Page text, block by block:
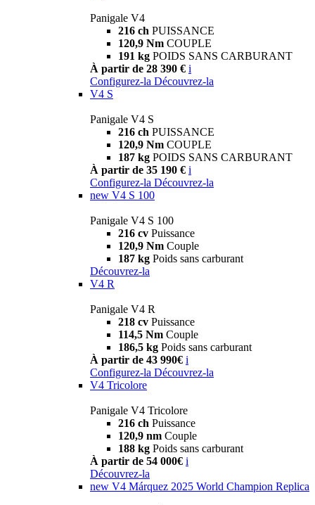
Panigale V4
216 ch PUISSANCE
120,9 Nm COUPLE
191 kg POIDS SANS CARBURANT
À partir de 28 390 € i
Configurez-la Découvrez-la
V4 S
Panigale V4 S
216 ch PUISSANCE
120,9 Nm COUPLE
187 kg POIDS SANS CARBURANT
À partir de 35 190 € i
Configurez-la Découvrez-la
new V4 S 100
Panigale V4 S 100
216 cv Puissance
120,9 Nm Couple
187 kg Poids sans carburant
Découvrez-la
V4 R
Panigale V4 R
218 cv Puissance
114,5 Nm Couple
186,5 kg Poids sans carburant
À partir de 43 990€ i
Configurez-la Découvrez-la
V4 Tricolore
Panigale V4 Tricolore
216 ch Puissance
120,9 nm Couple
188 kg Poids sans carburant
À partir de 54 000€ i
Découvrez-la
new V4 Márquez 2025 World Champion Replica